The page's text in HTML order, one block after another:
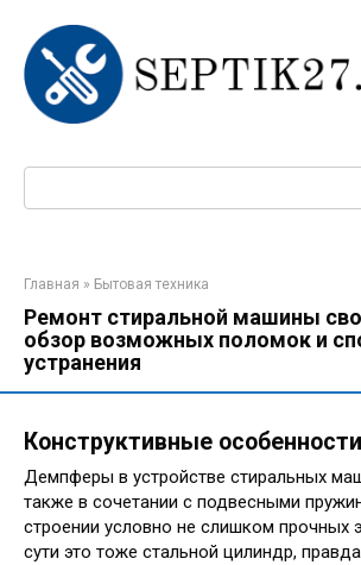
контенту
Главная » Бытовая техника
Ремонт стиральной машины
обзор возможных поломок и
устранения
Конструктивные
Демпферы в устройстве стиральных
также в сочетании с подвесными
строении условно не слишком прочных
сути это тоже стальной цилиндр,